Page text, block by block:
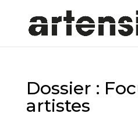
Dossier :
artistes